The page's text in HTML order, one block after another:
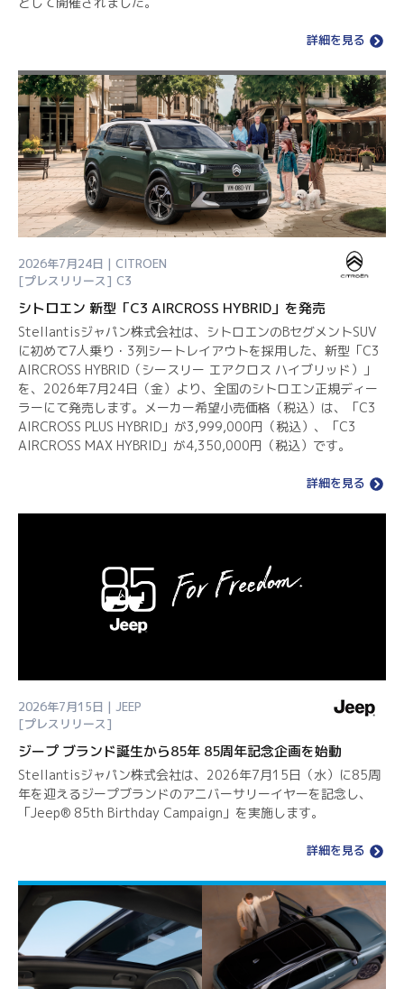
詳細を見る
2026年7月24日 | CITROEN
[プレスリリース] C3
シトロエン 新型「C3 AIRCROSS HYBRID」を発売
Stellantisジャパン株式会社は、シトロエンのBセグメントSUV
に初めて7人乗り・3列シートレイアウトを採用した、新型「C3
AIRCROSS HYBRID（シースリー エアクロス ハイブリッド）」
を、2026年7月24日（金）より、全国のシトロエン正規ディー
ラーにて発売します。メーカー希望小売価格（税込）は、「C3
AIRCROSS PLUS HYBRID」が3,999,000円（税込）、「C3
AIRCROSS MAX HYBRID」が4,350,000円（税込）です。
詳細を見る
2026年7月15日 | JEEP
[プレスリリース]
ジープ ブランド誕生から85年 85周年記念企画を始動
Stellantisジャパン株式会社は、2026年7月15日（水）に85周
年を迎えるジープブランドのアニバーサリーイヤーを記念し、
「Jeep® 85th Birthday Campaign」を実施します。
詳細を見る